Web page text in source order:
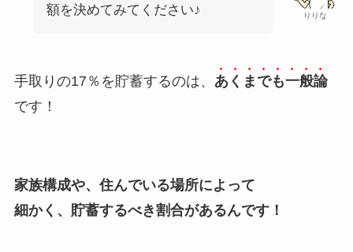
りりな
額を決めてみてください♪
手取りの17％を貯蓄するのは、 あくまでも一般論
です！
家族構成や、住んでいる場所によって
細かく、貯蓄するべき割合があるんです！